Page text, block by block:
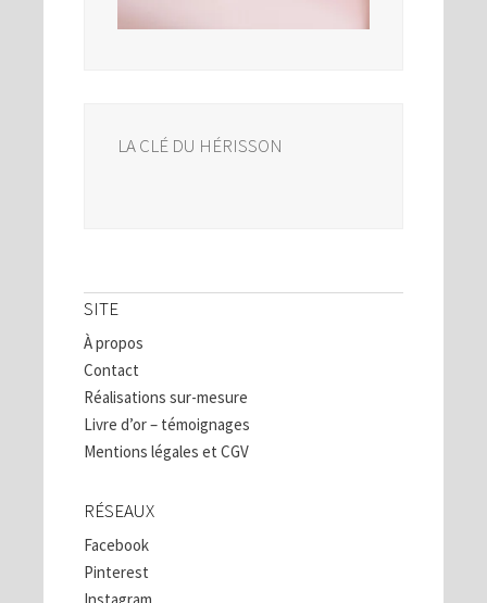
LA CLÉ DU HÉRISSON
SITE
À propos
Contact
Réalisations sur-mesure
Livre d’or – témoignages
Mentions légales et CGV
RÉSEAUX
Facebook
Pinterest
Instagram